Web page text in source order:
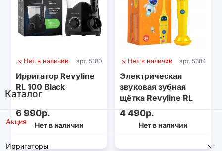
Каталог
Акция
Ирригаторы
Нет в наличии арт. 5180
Ирригатор Revyline
RL 100 Black
6 990р.
Нет в наличии
Нет в наличии арт. 5384
Электрическая
звуковая зубная
щётка Revyline RL
020 Kids, Yellow
4 490р.
Нет в наличии